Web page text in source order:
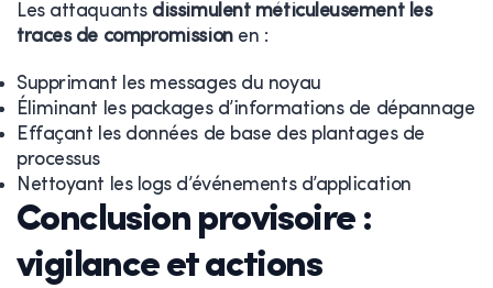
Les attaquants dissimulent méticuleusement les
traces de compromissionen :
Supprimant les messages du noyau
Éliminant les packages d’informations de dépannage
Effaçant les données de base des plantages de
processus
Nettoyant les logs d’événements d’application
Conclusion provisoire :
vigilance et actions